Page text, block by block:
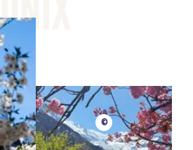
©